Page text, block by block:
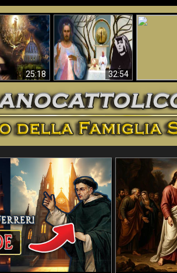
25:18
ha previsto
Papa?
32:54
Faustina e la Divina
Misericordia – un
inganno